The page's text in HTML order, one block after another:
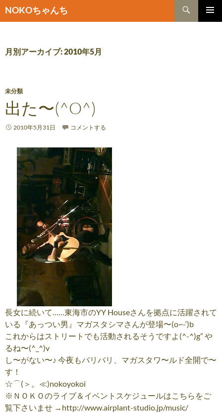
NOKOちゃんち
索
ン
キ
ッ
プ
月別アーカイブ: 2010年5月
未分類
出た〜(^O^)
2010年5月31日 コメントする
長女に続いて……東海市のYY Houseさんを拠点に活躍されて
いる『あっつい男』マガスタシマさんが登場〜(o~-‘)b
これからはストリートでも活動されるそうですよ(^-^)g” や
るね〜(^_^)v
し〜がない〜♪ 今夜もバリバリ、マガスタワ〜ルド全開で〜
す！
☆⌒(＞。≪)nokoyokoi
※ＮＯＫＯのライブ＆イベントスケジュールはこちらをご
覧下さいませ →http://www.airplant-studio.jp/music/